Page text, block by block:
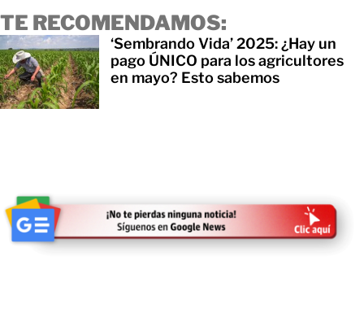
TE RECOMENDAMOS:
‘Sembrando Vida’ 2025: ¿Hay un
pago ÚNICO para los agricultores
en mayo? Esto sabemos